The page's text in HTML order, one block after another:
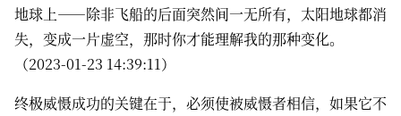
地球上——除非飞船的后面突然间一无所有，太阳地球都消
失，变成一片虚空，那时你才能理解我的那种变化。
（2023-01-23 14:39:11）
终极威慑成功的关键在于，必须使被威慑者相信，如果它不